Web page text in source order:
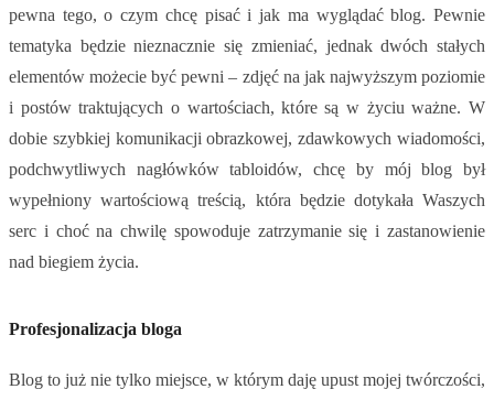
pewna tego, o czym chcę pisać i jak ma wyglądać blog. Pewnie
tematyka będzie nieznacznie się zmieniać, jednak dwóch stałych
elementów możecie być pewni – zdjęć na jak najwyższym poziomie
i postów traktujących o wartościach, które są w życiu ważne. W
dobie szybkiej komunikacji obrazkowej, zdawkowych wiadomości,
podchwytliwych nagłówków tabloidów, chcę by mój blog był
wypełniony wartościową treścią, która będzie dotykała Waszych
serc i choć na chwilę spowoduje zatrzymanie się i zastanowienie
nad biegiem życia.
Profesjonalizacja bloga
Blog to już nie tylko miejsce, w którym daję upust mojej twórczości,